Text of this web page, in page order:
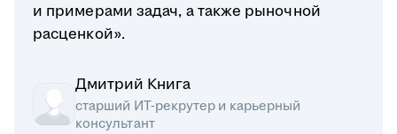
и примерами задач, а также рыночной
расценкой».
Дмитрий Книга
старший ИТ-рекрутер и карьерный
консультант